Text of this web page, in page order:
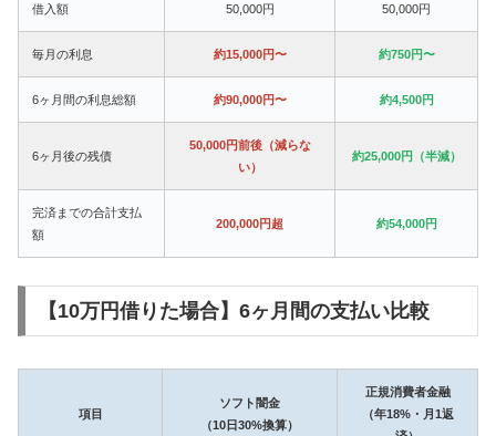
借入額 50,000円 50,000円
毎月の利息 約15,000円〜 約750円〜
6ヶ月間の利息総額 約90,000円〜 約4,500円
6ヶ月後の残債
50,000円前後（減らな
い）
約25,000円（半減）
完済までの合計支払
額
200,000円超 約54,000円
【10万円借りた場合】6ヶ月間の支払い比較
項目
ソフト闇金
（10日30%換算）
正規消費者金融
（年18%・月1返